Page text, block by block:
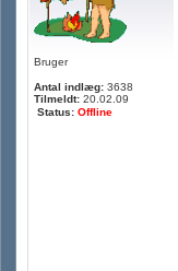
Bruger
Antal indlæg: 3638
Tilmeldt: 20.02.09
Status: Offline